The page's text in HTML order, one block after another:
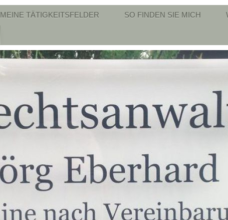
MEINE TÄTIGKEITSFELDER SO FINDEN SIE MICH